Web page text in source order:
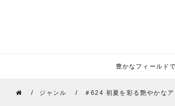
豊かなフィール
ジャンル ＃624 初夏を彩る艶やかな